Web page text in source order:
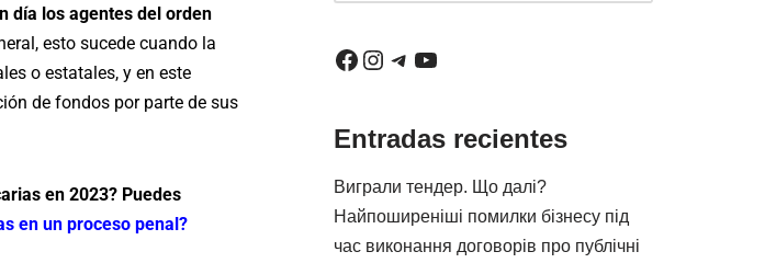
día los agentes del orden
esto sucede cuando la
o estatales, y en este
de fondos por parte de sus
en 2023? Puedes
en un proceso penal?
Entradas recientes
Виграли тендер. Що далі?
Найпоширеніші помилки бізнесу під
час виконання договорів про публічні